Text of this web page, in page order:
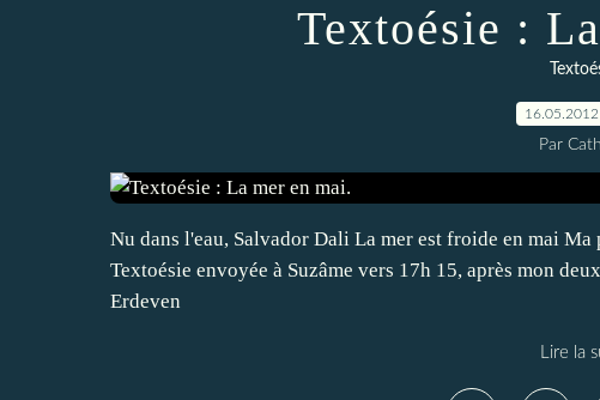
Textoésie :
16.05.2012
Par
Nu dans l'eau, Salvador Dali La mer est froide en mai
Textoésie envoyée à Suzâme vers 17h 15, après mon
Erdeven
Lire la